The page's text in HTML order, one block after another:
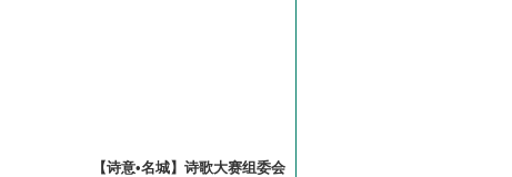
【诗意•名城】诗歌大赛组委会